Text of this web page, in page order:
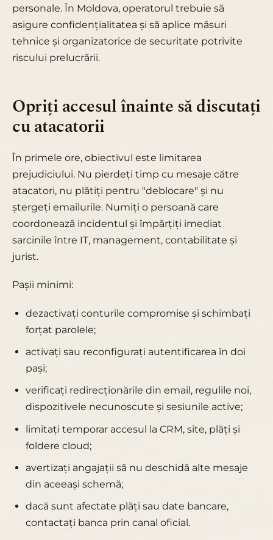
personale. În Moldova, operatorul trebuie să
asigure confidențialitatea și să aplice măsuri
tehnice și organizatorice de securitate potrivite
riscului prelucrării.
Opriți accesul înainte să discutați
cu atacatorii
În primele ore, obiectivul este limitarea
prejudiciului. Nu pierdeți timp cu mesaje către
atacatori, nu plătiți pentru "deblocare" și nu
ștergeți emailurile. Numiți o persoană care
coordonează incidentul și împărțiți imediat
sarcinile între IT, management, contabilitate și
jurist.
Pașii minimi:
dezactivați conturile compromise și schimbați
forțat parolele;
activați sau reconfigurați autentificarea în doi
pași;
verificați redirecționările din email, regulile noi,
dispozitivele necunoscute și sesiunile active;
limitați temporar accesul la CRM, site, plăți și
foldere cloud;
avertizați angajații să nu deschidă alte mesaje
din aceeași schemă;
dacă sunt afectate plăți sau date bancare,
contactați banca prin canal oficial.